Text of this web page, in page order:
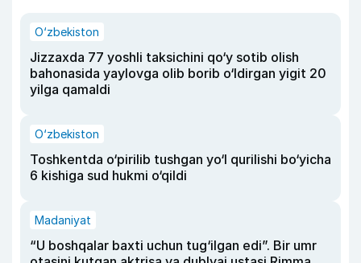
O‘zbekiston
Jizzaxda 77 yoshli taksichini qo‘y sotib olish
bahonasida yaylovga olib borib o‘ldirgan yigit 20
yilga qamaldi
O‘zbekiston
Toshkentda o‘pirilib tushgan yo‘l qurilishi bo‘yicha
6 kishiga sud hukmi o‘qildi
Madaniyat
“U boshqalar baxti uchun tug‘ilgan edi”. Bir umr